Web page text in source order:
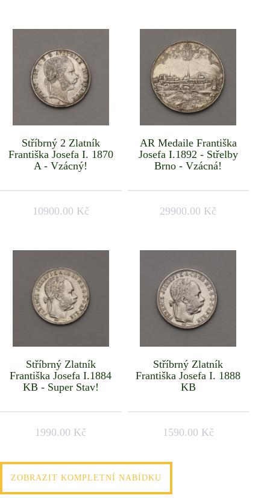
Stříbrný 2 Zlatník
Františka Josefa I. 1870
A - Vzácný!
10900.00 Kč
AR Medaile Františka
Josefa I.1892 - Střelby
Brno - Vzácná!
29900.00 Kč
Stříbrný Zlatník
Františka Josefa I.1884
KB - Super Stav!
1990.00 Kč
Stříbrný Zlatník
Františka Josefa I. 1888
KB
1590.00 Kč
ZOBRAZIT KOMPLETNÍ NABÍDKU